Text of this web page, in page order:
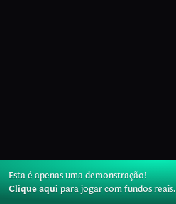
Esta é apenas uma demonstração!
Clique aqui para jogar com fundos reais.